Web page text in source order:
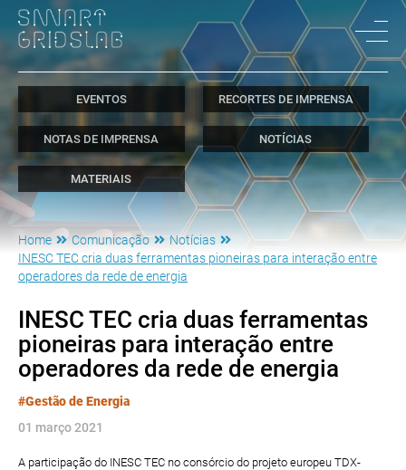
EVENTOS RECORTES DE IMPRENSA
NOTAS DE IMPRENSA NOTÍCIAS
MATERIAIS
Home Comunicação
Notícias
INESC TEC cria duas ferramentas pioneiras para interação entre
operadores da rede de energia
INESC TEC cria duas ferramentas
pioneiras para interação entre
operadores da rede de energia
#Gestão de Energia
01 março 2021
A participação do INESC TEC no consórcio do projeto europeu TDX-